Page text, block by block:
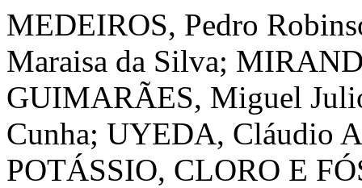
MEDEIROS, Pedro
Maraisa da Silva;
GUIMARÃES, Miguel
Cunha; UYEDA, Cláudio
POTÁSSIO, CLORO E